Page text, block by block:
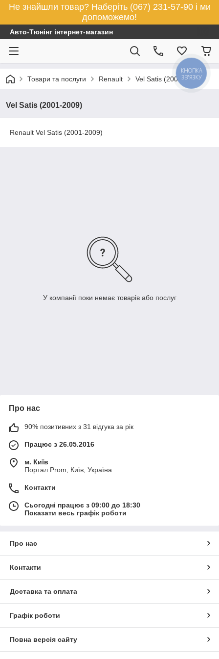
Не знайшли товар? Наберіть (067) 231-57-90 і ми
допоможемо!
Авто-Тюнінг інтернет-магазин
Товари та послуги Renault Vel Satis (2001-2009)
Vel Satis (2001-2009)
Renault Vel Satis (2001-2009)
У компанії поки немає товарів або послуг
Про нас
90% позитивних з 31 відгука за рік
Працює з 26.05.2016
м. Київ
Портал Prom, Київ, Україна
Контакти
Сьогодні працює з 09:00 до 18:30
Показати весь графік роботи
Про нас
Контакти
Доставка та оплата
Графік роботи
Повна версія сайту
КНОПКА
ЗВ'ЯЗКУ